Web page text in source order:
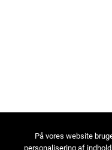
På vores website
personalisering af